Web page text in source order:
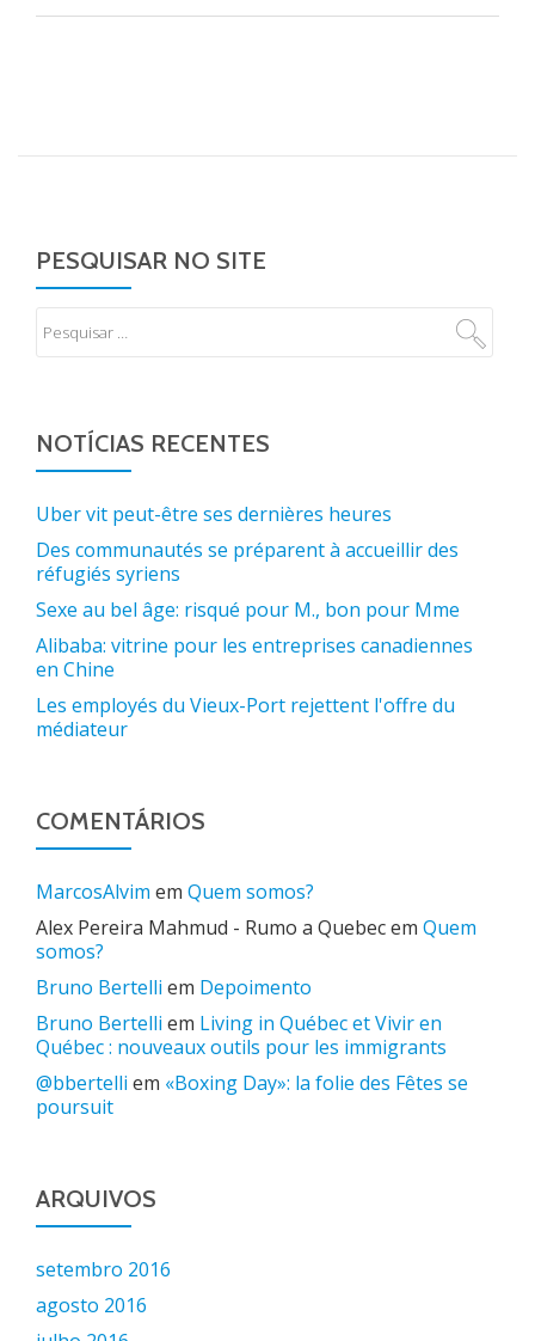
PESQUISAR NO SITE
NOTÍCIAS RECENTES
Uber vit peut-être ses dernières heures
Des communautés se préparent à accueillir des
réfugiés syriens
Sexe au bel âge: risqué pour M., bon pour Mme
Alibaba: vitrine pour les entreprises canadiennes
en Chine
Les employés du Vieux-Port rejettent l'offre du
médiateur
COMENTÁRIOS
MarcosAlvim em Quem somos?
Alex Pereira Mahmud - Rumo a Quebecem Quem
somos?
Bruno Bertelli em Depoimento
Bruno Bertelli em Living in Québec et Vivir en
Québec : nouveaux outils pour les immigrants
@bbertelli em «Boxing Day»: la folie des Fêtes se
poursuit
ARQUIVOS
setembro 2016
agosto 2016